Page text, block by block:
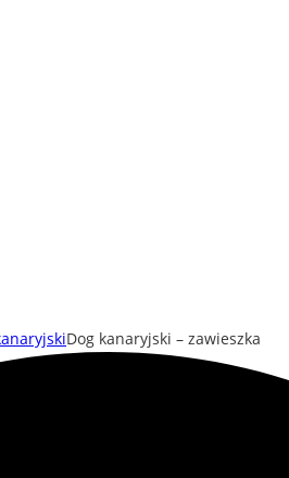
Dog kanaryjski – zawieszka